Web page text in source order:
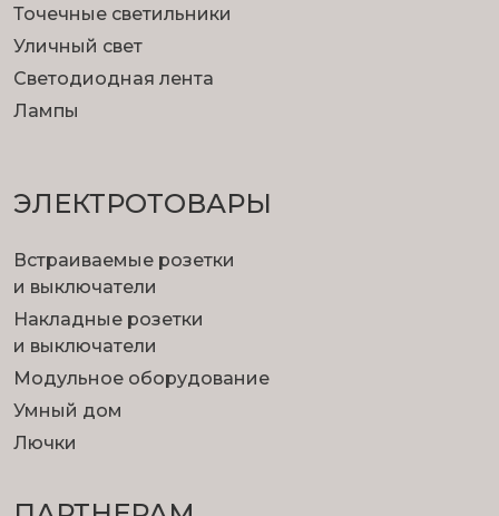
Точечные светильники
Уличный свет
Светодиодная лента
Лампы
ЭЛЕКТРОТОВАРЫ
Встраиваемые розетки
и выключатели
Накладные розетки
и выключатели
Модульное оборудование
Умный дом
Лючки